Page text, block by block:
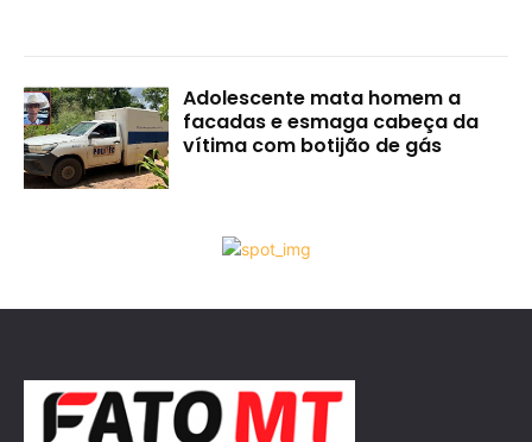
Adolescente mata homem a
facadas e esmaga cabeça da
vítima com botijão de gás